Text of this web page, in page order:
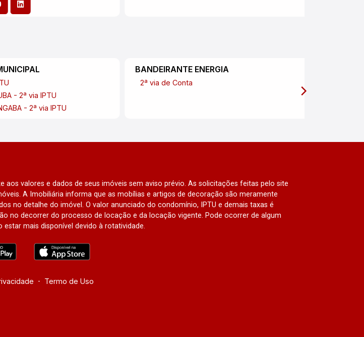
- 2ª via IPTU
- 2ª via IPTU
BANDEIRANTE ENERGIA
2ª via de Conta
valores e dados de seus imóveis sem aviso prévio. As solicitações feitas pelo site
A Imobiliária informa que as mobílias e artigos de decoração são meramente
no detalhe do imóvel. O valor anunciado do condomínio, IPTU e demais taxas é
no decorrer do processo de locação e da locação vigente. Pode ocorrer de algum
mais disponível devido à rotatividade.
- Termo de Uso